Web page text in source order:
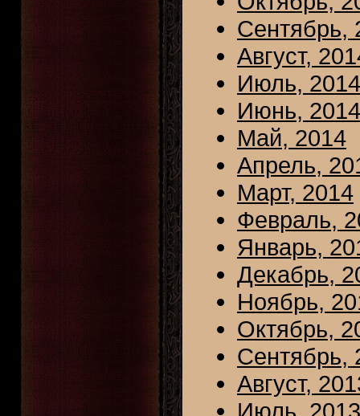
Сентябрь,
Август,
Июль, 2014
Июнь, 2014
Май, 2014
Апрель,
Март, 2014
Февраль,
Январь,
Декабрь,
Ноябрь,
Октябрь,
Сентябрь,
Август,